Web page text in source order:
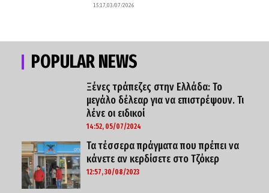
15:17, 03/07/2026
POPULAR NEWS
Ξένες τράπεζες στην Ελλάδα: Το
μεγάλο δέλεαρ για να επιστρέψουν. Τι
λένε οι ειδικοί
14:52, 05/07/2024
Τα τέσσερα πράγματα που πρέπει να
κάνετε αν κερδίσετε στο Τζόκερ
12:57, 30/08/2023